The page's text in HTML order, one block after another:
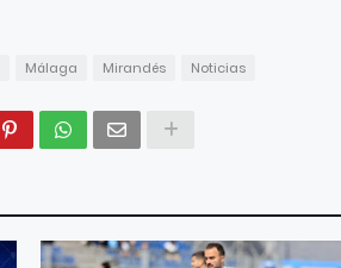
Málaga Mirandés Noticias